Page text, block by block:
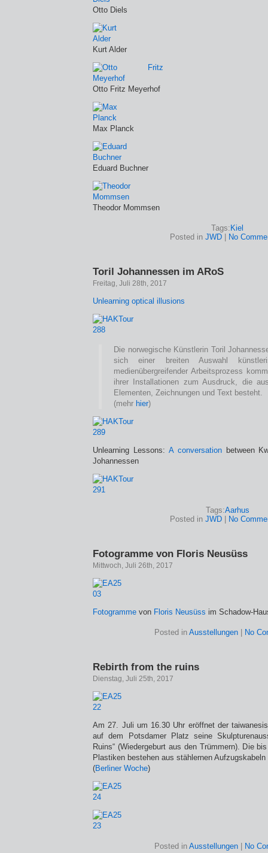
Otto Diels
Kurt Alder
Otto Fritz Meyerhof
Max Planck
Eduard Buchner
Theodor Mommsen
Tags: Kiel
Posted in JWD No
Toril Johannessen im ARoS
Freitag, Juli 28th, 2017
Unlearning optical illusions
Die norwegische Künstlerin Toril
sich einer breiten Auswahl
medienübergreifender Arbeitsprozess
ihrer Installationen zum Ausdruck, die
Elementen, Zeichnungen und Text besteht.
(mehr hier)
Unlearning Lessons: A conversationbetween
Johannessen
Tags:Aarhus
Posted in JWD No
Fotogramme von Floris Neusüss
Mittwoch, Juli 26th, 2017
Fotogramme von Floris Neusüss im Schadow-
Posted in Ausstellungen| No
Rebirth from the ruins
Dienstag, Juli 25th, 2017
Am 27. Juli um 16.30 Uhr eröffnet der
auf dem Potsdamer Platz seine
Ruins“ (Wiedergeburt aus den Trümmern). Die
Plastiken bestehen aus stählernen Aufzugskabeln
(Berliner Woche)
Posted in Ausstellungen| No